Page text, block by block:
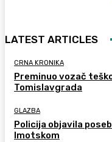
LATEST ARTICLES
CRNA KRONIKA
Preminuo vozač
Tomislavgrada
GLAZBA
Policija objavila
Imotskom